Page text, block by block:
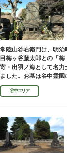
常陸山谷右衛門は、明
目梅ヶ谷藤太郎との「
寄・出羽ノ海として名力
ました。お墓は谷中霊園
谷中エリア